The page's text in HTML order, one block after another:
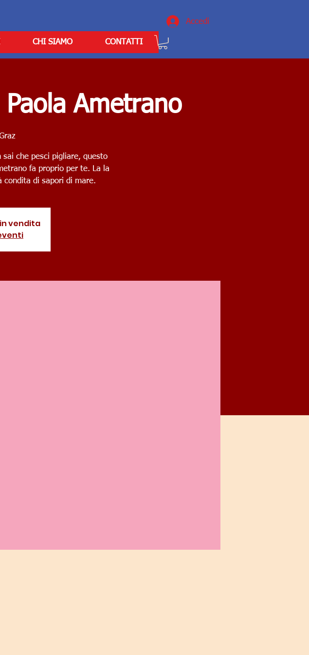
Accedi
CHI SIAMO CONTATTI
Ametrano
sai che pesci pigliare, questo
fa proprio per te. La la
condita di sapori di mare.
vendita